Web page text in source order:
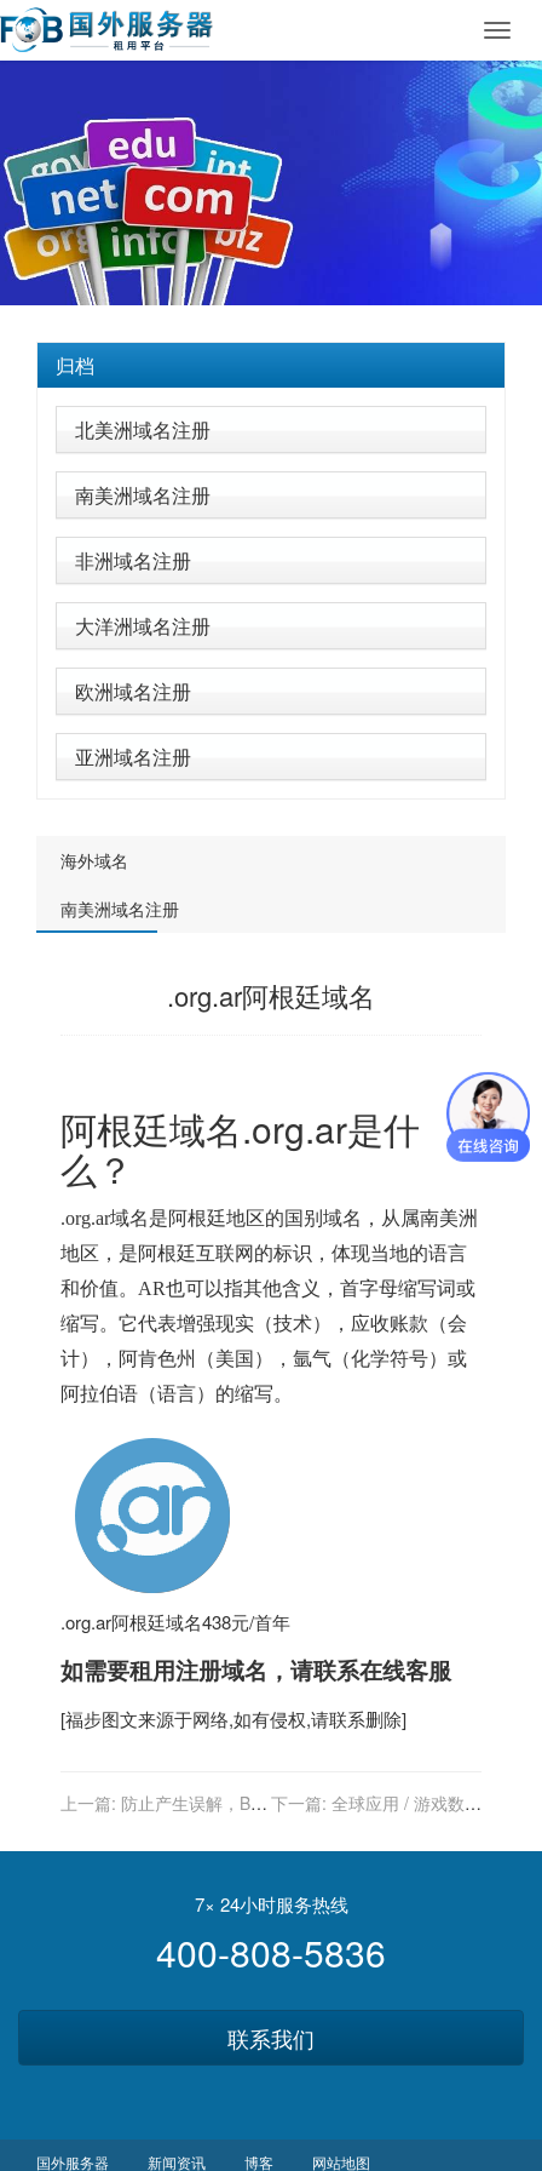
归档
北美洲域名注册
南美洲域名注册
非洲域名注册
大洋洲域名注册
欧洲域名注册
亚洲域名注册
海外域名
南美洲域名注册
.org.ar阿根廷域名
阿根廷域名.org.ar是什
么？
.org.ar域名是阿根廷地区的国别域名，从属南美洲
地区，是阿根廷互联网的标识，体现当地的语言
和价值。 AR也可以指其他含义，首字母缩写词或
缩写。 它代表增强现实（技术），应收账款（会
计），阿肯色州（美国），氩气（化学符号）或
阿拉伯语（语言）的缩写。
.org.ar阿根廷域名438元/首年
如需要租用注册域名 ，请联系在线客服
[福步图文来源于网络,如有侵权,请联系删除]
上一篇: 防止产生误解，B站 下一篇: 全球应用 / 游戏数据
鸡游戏火热
7× 24小时服务热线
400-808-5836
联系我们
国外服务器 新闻资讯 博客 网站地图